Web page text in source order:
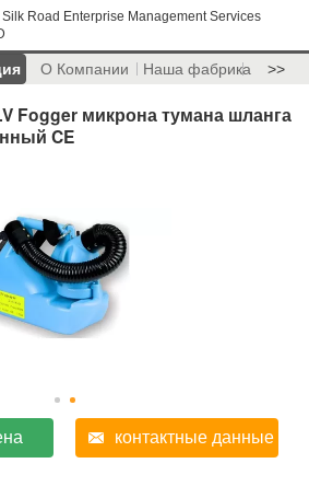
Silk Road Enterprise Management Services
О Компании Наша фабрика >>
Fogger микрона тумана шланга
CE
контактные данные